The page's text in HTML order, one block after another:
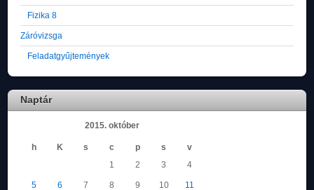
Fizika 8
Záróvizsga
Feladatgyűjtemények
Naptár
2015. október
h K s c p s
v
1
2 3 4
5 6 7 8 9 10 11